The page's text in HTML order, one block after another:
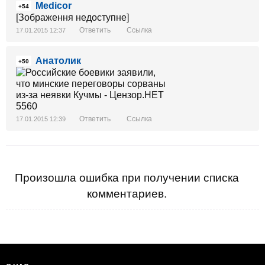
+54
Medicor
[Зображення недоступне]
17.01.2015 12:37 Ответить Ссылка
+50 Анатолик
17.01.2015 12:39 Ответить Ссылка
Произошла ошибка при получении списка
комментариев.